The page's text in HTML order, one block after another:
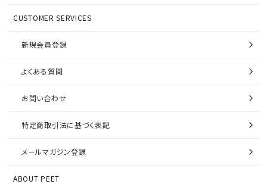
CUSTOMER SERVICES
新規会員登録
よくある質問
お問い合わせ
特定商取引法に基づく表記
メールマガジン登録
ABOUT PEET